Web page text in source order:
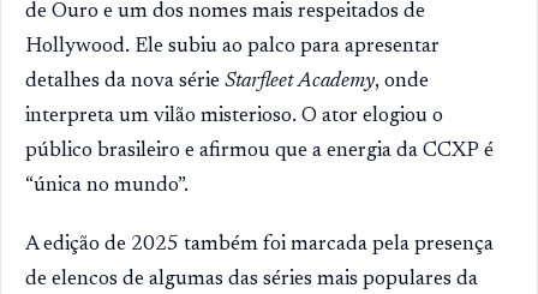
de Ouro e um dos nomes mais respeitados de
Hollywood. Ele subiu ao palco para apresentar
detalhes da nova série Starfleet Academy, onde
interpreta um vilão misterioso. O ator elogiou o
público brasileiro e afirmou que a energia da CCXP é
“única no mundo”.
A edição de 2025 também foi marcada pela presença
de elencos de algumas das séries mais populares da